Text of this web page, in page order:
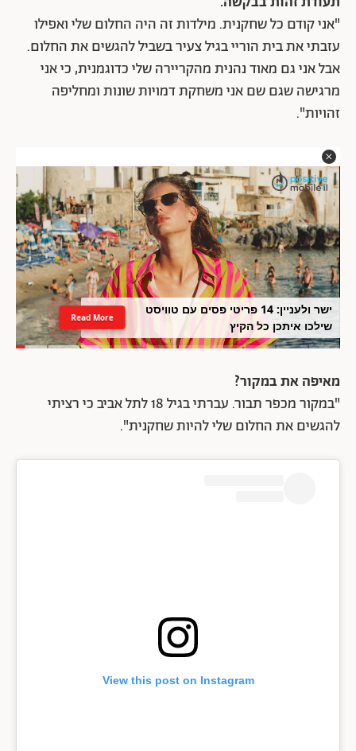
"אני קודם כל שחקנית. מילדות זה היה החלום שלי ואפילו
עזבתי את בית הוריי בגיל צעיר בשביל להגשים את החלום.
אבל אני גם מאוד נהנית מהקריירה שלי כדוגמנית, כי אני
מרגישה שגם שם אני משחקת דמויות שונות ומחליפה
זהויות".
ישר ולעניין: 14 פריטי פסים עם טוויסט
שילכו איתכן כל הקיץ
Read More
מאיפה את במקור?
"במקור מכפר תבור. עברתי בגיל 18 לתל אביב כי רציתי
להגשים את החלום שלי להיות שחקנית".
View this post on Instagram